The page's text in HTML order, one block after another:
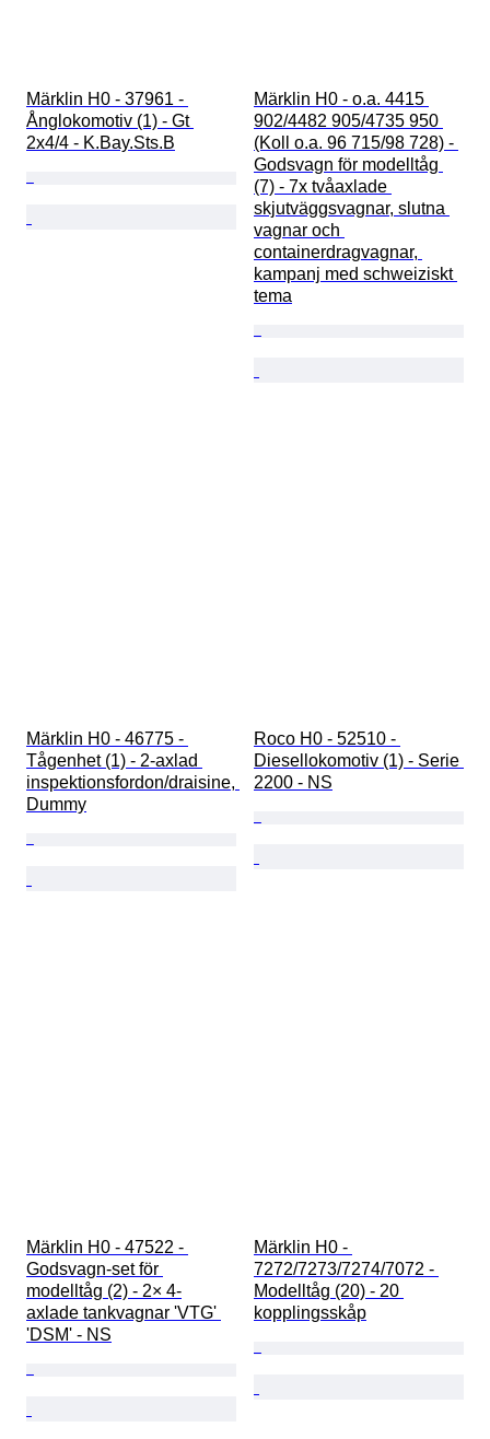
Märklin H0 - 37961 -
Ånglokomotiv (1) - Gt
2x4/4 - K.Bay.Sts.B
Märklin H0 - o.a. 4415
902/4482 905/4735 950
(Koll o.a. 96 715/98 728) -
Godsvagn för modelltåg
(7) - 7x tvåaxlade
skjutväggsvagnar, slutna
vagnar och
containerdragvagnar,
kampanj med schweiziskt
tema
Märklin H0 - 46775 -
Tågenhet (1) - 2-axlad
inspektionsfordon/draisine,
Dummy
Roco H0 - 52510 -
Diesellokomotiv (1) - Serie
2200 - NS
Märklin H0 - 47522 -
Godsvagn-set för
modelltåg (2) - 2× 4-
axlade tankvagnar 'VTG'
'DSM' - NS
Märklin H0 -
7272/7273/7274/7072 -
Modelltåg (20) - 20
kopplingsskåp